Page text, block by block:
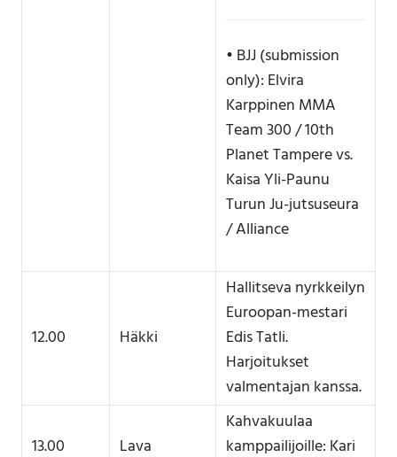
• BJJ (submission
only): Elvira
Karppinen MMA
Team 300 / 10th
Planet Tampere vs.
Kaisa Yli-Paunu
Turun Ju-jutsuseura
/ Alliance
12.00 Häkki
Hallitseva nyrkkeilyn
Euroopan-mestari
Edis Tatli.
Harjoitukset
valmentajan kanssa.
13.00 Lava
Kahvakuulaa
kamppailijoille: Kari